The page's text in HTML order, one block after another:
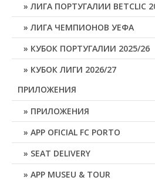
ЛИГА ПОРТУГАЛИИ BETCLIC
ЛИГА ЧЕМПИОНОВ УЕФА
КУБОК ПОРТУГАЛИИ 2025/26
КУБОК ЛИГИ 2026/27
ПРИЛОЖЕНИЯ
ПРИЛОЖЕНИЯ
APP OFICIAL FC PORTO
SEAT DELIVERY
APP MUSEU & TOUR